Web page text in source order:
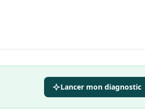
Lancer mon diagnostic